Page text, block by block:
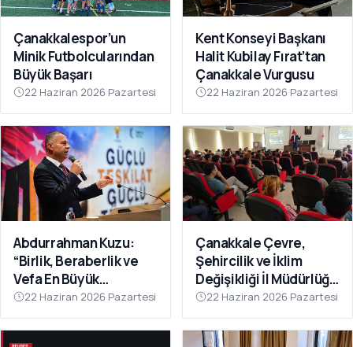
Çanakkalespor’un
Minik Futbolcularından
Büyük Başarı
22 Haziran 2026 Pazartesi
Kent Konseyi Başkanı
Halit Kubilay Fırat’tan
Çanakkale Vurgusu
22 Haziran 2026 Pazartesi
Abdurrahman Kuzu:
“Birlik, Beraberlik ve
Vefa En Büyük
Gücümüzdür
22 Haziran 2026 Pazartesi
Çanakkale Çevre,
Şehircilik ve İklim
Değişikliği İl Müdürlüğü
Personeline Eğitim
Verildi
22 Haziran 2026 Pazartesi